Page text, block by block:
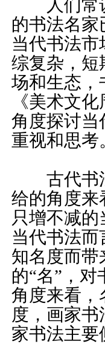
人们常说
的书法名
当代书法
综复杂，短
场和生态，
《美术文
角度探讨当
重视和思考
古代书法
给的角度来
只增不减
当代书法而
知名度而带
的“名”，
角度来看，
度，画家
家书法主要